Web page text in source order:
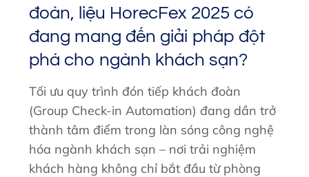
đoàn, liệu HorecFex 2025 có
đang mang đến giải pháp đột
phá cho ngành khách sạn?
Tối ưu quy trình đón tiếp khách đoàn
(Group Check-in Automation) đang dần trở
thành tâm điểm trong làn sóng công nghệ
hóa ngành khách sạn – nơi trải nghiệm
khách hàng không chỉ bắt đầu từ phòng